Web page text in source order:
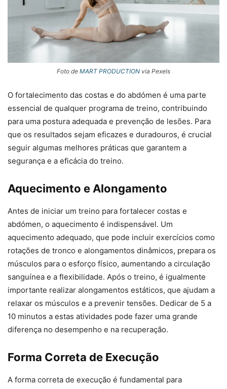
Foto de MART PRODUCTION via Pexels
O fortalecimento das costas e do abdómen é uma parte
essencial de qualquer programa de treino, contribuindo
para uma postura adequada e prevenção de lesões. Para
que os resultados sejam eficazes e duradouros, é crucial
seguir algumas melhores práticas que garantem a
segurança e a eficácia do treino.
Aquecimento e Alongamento
Antes de iniciar um treino para fortalecer costas e
abdómen, o aquecimento é indispensável. Um
aquecimento adequado, que pode incluir exercícios como
rotações de tronco e alongamentos dinâmicos, prepara os
músculos para o esforço físico, aumentando a circulação
sanguínea e a flexibilidade. Após o treino, é igualmente
importante realizar alongamentos estáticos, que ajudam a
relaxar os músculos e a prevenir tensões. Dedicar de 5 a
10 minutos a estas atividades pode fazer uma grande
diferença no desempenho e na recuperação.
Forma Correta de Execução
A forma correta de execução é fundamental para